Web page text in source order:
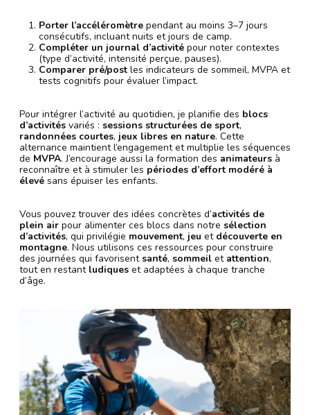
Porter l’accéléromètre pendant au moins 3–7 jours
consécutifs, incluant nuits et jours de camp.
Compléter un journal d’activité pour noter contextes
(type d’activité, intensité perçue, pauses).
Comparer pré/post les indicateurs de sommeil, MVPA et
tests cognitifs pour évaluer l’impact.
Pour intégrer l’activité au quotidien, je planifie des blocs
d’activités variés : sessions structurées de sport,
randonnées courtes, jeux libres en nature. Cette
alternance maintient l’engagement et multiplie les séquences
de MVPA. J’encourage aussi la formation des animateurs à
reconnaître et à stimuler les périodes d’effort modéré à
élevé sans épuiser les enfants.
Vous pouvez trouver des idées concrètes d’activités de
plein air pour alimenter ces blocs dans notre sélection
d’activités, qui privilégie mouvement, jeu et découverte en
montagne. Nous utilisons ces ressources pour construire
des journées qui favorisentsanté, sommeil et attention,
tout en restant ludiques et adaptées à chaque tranche
d’âge.